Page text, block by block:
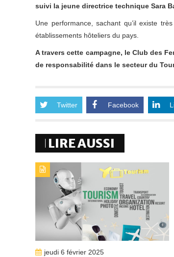
suivi la jeune directrice technique Sara
Une performance, sachant qu’il existe
établissements hôteliers du pays.
A travers cette campagne, le Club des
de responsabilité dans le secteur du
Twitter Facebook
LIRE AUSSI
TYPE DE PUBLICATION : ALERTES_INFOSTITRE :
IA : LE NOUVEAU COMPAGNON DU SECTEUR
DU TOURISME
jeudi 6 février 2025